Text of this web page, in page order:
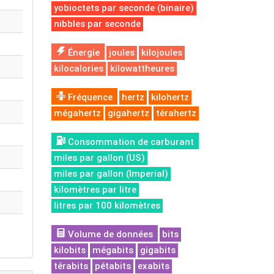
yobioctets par seconde (binaire)
nibbles par seconde
Énergie joules
kilojoules
kilocalories
kilowattheures
Fréquence hertz
kilohertz
mégahertz
gigahertz térahertz
Consommation de carburant
miles par gallon (US)
miles par gallon (Imperial)
kilomètres par litre
litres par 100 kilomètres
Volume de données
bits
kilobits
mégabits
gigabits
térabits
pétabits exabits